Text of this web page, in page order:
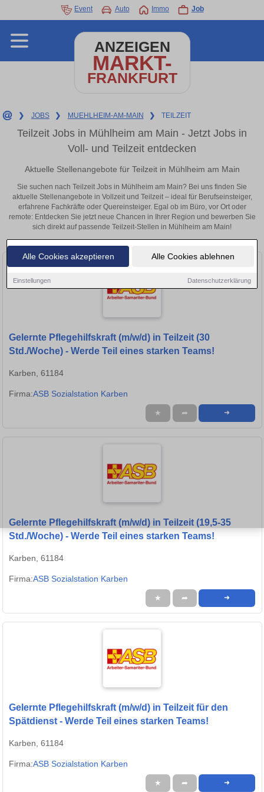
Alle Cookies akzeptieren Alle Cookies ablehnen
Einstellungen Datenschutzerklärung
Event Auto Immo Job
ANZEIGEN
MARKT-
FRANKFURT
❯ JOBS ❯ MUEHLHEIM-AM-MAIN ❯ TEILZEIT
Teilzeit Jobs in Mühlheim am Main - Jetzt Jobs in
Voll- und Teilzeit entdecken
Aktuelle Stellenangebote für Teilzeit in Mühlheim am Main
Sie suchen nach Teilzeit Jobs in Mühlheim am Main? Bei uns finden Sie
aktuelle Stellenangebote in Vollzeit und Teilzeit – ideal für Berufseinsteiger,
erfahrene Fachkräfte oder Quereinsteiger. Egal ob im Büro, vor Ort oder
remote: Entdecken Sie jetzt neue Chancen in Ihrer Region und bewerben Sie
sich direkt auf passende Teilzeit-Stellen in Mühlheim am Main!
Gelernte Pflegehilfskraft (m/w/d) in Teilzeit (30
Std./Woche) - Werde Teil eines starken Teams!
Karben, 61184
Firma:ASB Sozialstation Karben
★ ➦ ➜
Gelernte Pflegehilfskraft (m/w/d) in Teilzeit (19,5-35
Std./Woche) - Werde Teil eines starken Teams!
Karben, 61184
Firma:ASB Sozialstation Karben
★ ➦ ➜
Gelernte Pflegehilfskraft (m/w/d) in Teilzeit für den
Spätdienst - Werde Teil eines starken Teams!
Karben, 61184
Firma:ASB Sozialstation Karben
★ ➦ ➜